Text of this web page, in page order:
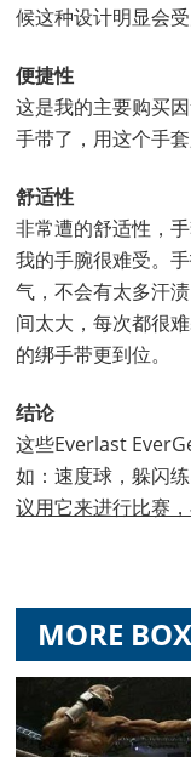
候这种设计明显会受
便捷性
这是我的主要购买
手带了，用这个手
舒适性
非常遭的舒适性，
我的手腕很难受。
气，不会有太多汗
间太大，每次都很
的绑手带更到位。
结论
这些Everlast
如：速度球，躲闪
议用它来进行比赛
MORE